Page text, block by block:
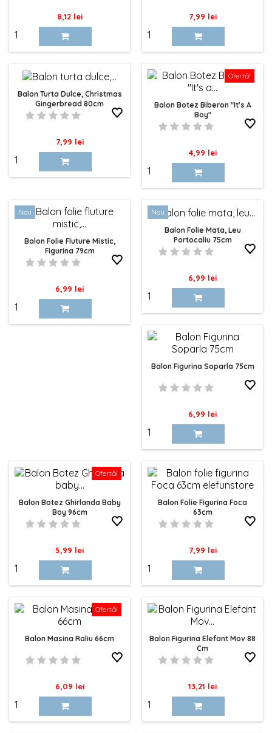
Pret
8,12 lei Pret
7,99 lei
Balon Turta Dulce, Christmas
Gingerbread 80cm
Pret
7,99 lei
Ofertă!
Balon Botez Biberon "It's A
Boy"
Pret
4,99 lei
Nou
Balon Folie Fluture Mistic,
Figurina 79cm
Pret
6,99 lei
Nou
Balon Folie Mata, Leu
Portocaliu 75cm
Pret
6,99 lei
Balon Figurina Soparla 75cm
Pret
6,99 lei
Ofertă!
Balon Botez Ghirlanda Baby
Boy 96cm
Pret
5,99 lei
Balon Folie Figurina Foca
63cm
Pret
7,99 lei
Ofertă!
Balon Masina Raliu 66cm
Pret
6,09 lei
Balon Figurina Elefant Mov 88
Cm
Pret
13,21 lei